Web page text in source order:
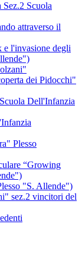
Scuola
attraverso il
e l'invasione degli
dei Pidocchi"
Dell'Infanzia
Plesso
“Growing
"S. Allende")
sez.2 vincitori del